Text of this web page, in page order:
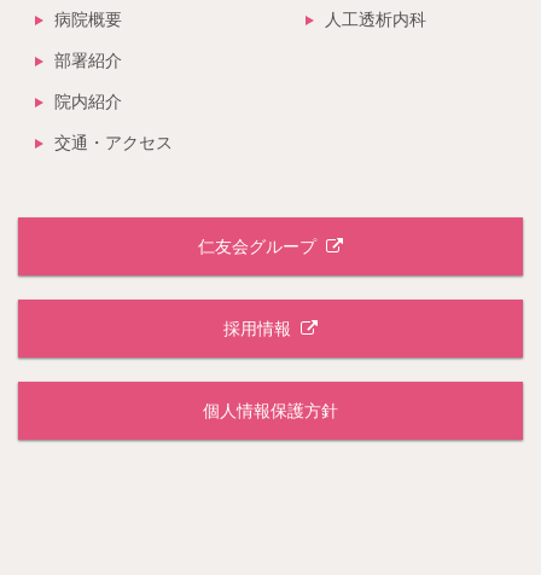
病院概要
部署紹介
院内紹介
交通・アクセス
人工透析内科
仁友会グループ
採用情報
個人情報保護方針